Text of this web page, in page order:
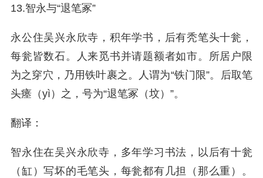
13.智永与“退笔冢”
永公住吴兴永欣寺，积年学书，后有秃笔头十瓮，
每瓮皆数石。人来觅书并请题额者如市。所居户限
为之穿穴，乃用铁叶裹之。人谓为“铁门限”。后取笔
头瘗（yì）之，号为“退笔冢（坟）”。
翻译：
智永住在吴兴永欣寺，多年学习书法，以后有十瓮
（缸）写坏的毛笔头，每瓮都有几担（那么重）。